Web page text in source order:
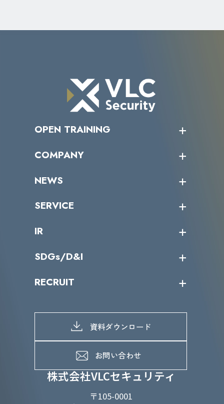
株式会社VLCセキュリティ
〒105-0001
OPEN TRAINING
受講者の声
COMPANY
トップメッセージ
ミッション／ビジョン
パートナー企業一覧
NEWS
サイバーニュース
SERVICE
カテゴリー別サービス一覧
IR
IRカレンダー
IRライブラリー
よくあるご質問
SDGs/D&I
当グループのマテリアリティ
SDGs推進体制
D&Iの取り組み
RECRUIT
募集職種一覧
メッセージ
メンバーインタビュー
資料ダウンロード
お問い合わせ